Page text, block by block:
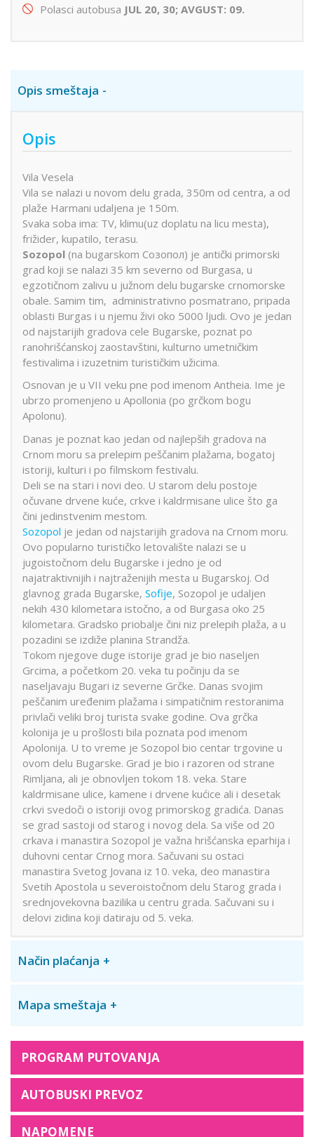
Polasci autobusa JUL 20, 30; AVGUST: 09.
Opis smeštaja
Opis
Vila Vesela
Vila se nalazi u novom delu grada, 350m od centra, a od
plaže Harmani udaljena je 150m.
Svaka soba ima: TV, klimu(uz doplatu na licu mesta),
frižider, kupatilo, terasu.
Sozopol (na bugarskom Созопол) je antički primorski
grad koji se nalazi 35 km severno od Burgasa, u
egzotičnom zalivu u južnom delu bugarske crnomorske
obale. Samim tim, administrativno posmatrano, pripada
oblasti Burgas i u njemu živi oko 5000 ljudi. Ovo je jedan
od najstarijih gradova cele Bugarske, poznat po
ranohrišćanskoj zaostavštini, kulturno umetničkim
festivalima i izuzetnim turističkim užicima.
Osnovan je u VII veku pne pod imenom Antheia. Ime je
ubrzo promenjeno u Apollonia (po grčkom bogu
Apolonu).
Danas je poznat kao jedan od najlepših gradova na
Crnom moru sa prelepim peščanim plažama, bogatoj
istoriji, kulturi i po filmskom festivalu.
Deli se na stari i novi deo. U starom delu postoje
očuvane drvene kuće, crkve i kaldrmisane ulice što ga
čini jedinstvenim mestom.
Sozopol je jedan od najstarijih gradova na Crnom moru.
Ovo popularno turističko letovalište nalazi se u
jugoistočnom delu Bugarske i jedno je od
najatraktivnijih i najtraženijih mesta u Bugarskoj. Od
glavnog grada Bugarske, Sofije, Sozopol je udaljen
nekih 430 kilometara istočno, a od Burgasa oko 25
kilometara. Gradsko priobalje čini niz prelepih plaža, a u
pozadini se izdiže planina Strandža.
Tokom njegove duge istorije grad je bio naseljen
Grcima, a početkom 20. veka tu počinju da se
naseljavaju Bugari iz severne Grčke. Danas svojim
peščanim uređenim plažama i simpatičnim restoranima
privlači veliki broj turista svake godine. Ova grčka
kolonija je u prošlosti bila poznata pod imenom
Apolonija. U to vreme je Sozopol bio centar trgovine u
ovom delu Bugarske. Grad je bio i razoren od strane
Rimljana, ali je obnovljen tokom 18. veka. Stare
kaldrmisane ulice, kamene i drvene kućice ali i desetak
crkvi svedoči o istoriji ovog primorskog gradića. Danas
se grad sastoji od starog i novog dela. Sa više od 20
crkava i manastira Sozopol je važna hrišćanska eparhija i
duhovni centar Crnog mora. Sačuvani su ostaci
manastira Svetog Jovana iz 10. veka, deo manastira
Svetih Apostola u severoistočnom delu Starog grada i
srednjovekovna bazilika u centru grada. Sačuvani su i
delovi zidina koji datiraju od 5. veka.
Način plaćanja
Mapa smeštaja
PROGRAM PUTOVANJA
AUTOBUSKI PREVOZ
NAPOMENE